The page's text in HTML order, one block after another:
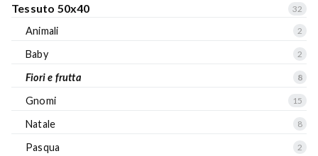
Tessuto 50x40 32
Animali 2
Baby 2
Fiori e frutta 8
Gnomi 15
Natale 8
Pasqua 2